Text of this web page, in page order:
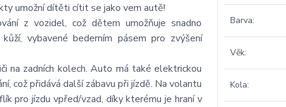
umožní dítěti cítit se jako vem autě!
z vozidel, což dětem umožňuje snadno
vybavené bederním pásem pro zvýšení
na zadních kolech. Auto má také elektrickou
což přidává další zábavu při jízdě. Na volantu
pro jízdu vpřed/vzad, díky kterému je hraní v
Barva
Věk
Kola